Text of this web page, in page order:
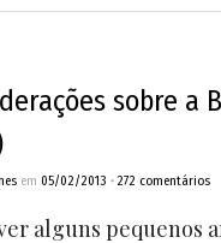
sobre a
em 05/02/2013 • 272 comentários
alguns pequenos